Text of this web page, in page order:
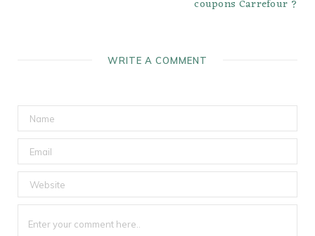
coupons Carrefour ?
WRITE A COMMENT